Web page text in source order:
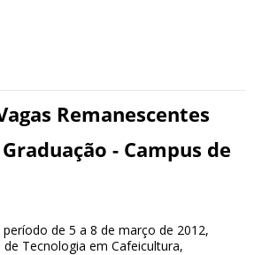
Remanescentes
- Campus de
de 5 a 8 de março de 2012,
Tecnologia em Cafeicultura,